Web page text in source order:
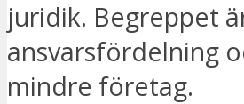
juridik. Begreppet
ansvarsfördelning
mindre företag.